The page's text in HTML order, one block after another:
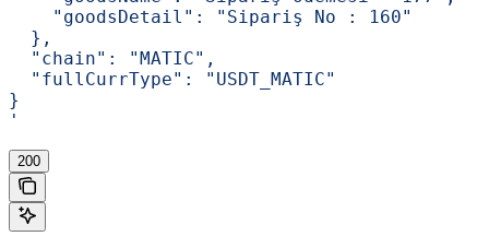
    "goodsDetail": "Sipariş No : 160"
  },
  "chain": "MATIC",
  "fullCurrType": "USDT_MATIC"
}
'
200